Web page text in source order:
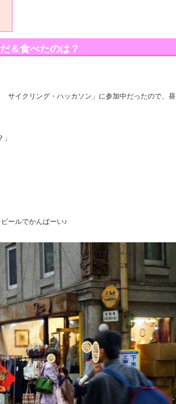
＆食べたのは？
サイクリング・ハッカソン」に参加中だったので、昼
ールでかんぱーい♪